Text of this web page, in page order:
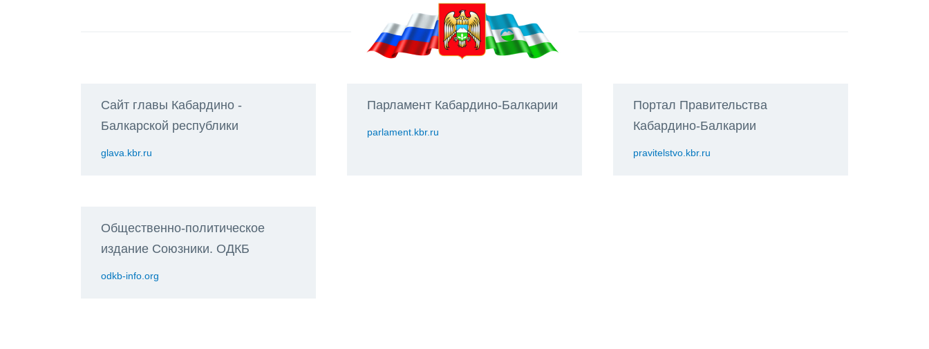
Сайт главы Кабардино -
Балкарской республики
glava.kbr.ru
Парламент Кабардино-Балкарии
parlament.kbr.ru
Портал Правительства
Кабардино-Балкарии
pravitelstvo.kbr.ru
Общественно-политическое
издание Союзники. ОДКБ
odkb-info.org